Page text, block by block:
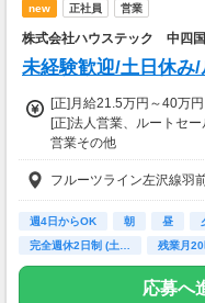
new 正社員 営業
株式会社ハウステック 中四
未経験歓迎/土日休み
[正]月給21.5万円～40万円
[正]法人営業、ルートセー
営業その他
未経験歓迎/土日休み/ル
ループ
※試用期間6か月
超えた分は別途支給し
フルーツライン左沢線羽
週4日からOK 朝 昼
完全週休2日制 (土…
残業月
応募へ